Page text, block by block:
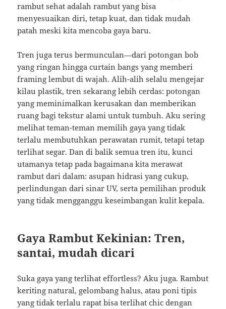
rambut sehat adalah rambut yang bisa
menyesuaikan diri, tetap kuat, dan tidak mudah
patah meski kita mencoba gaya baru.
Tren juga terus bermunculan—dari potongan bob
yang ringan hingga curtain bangs yang memberi
framing lembut di wajah. Alih-alih selalu mengejar
kilau plastik, tren sekarang lebih cerdas: potongan
yang meminimalkan kerusakan dan memberikan
ruang bagi tekstur alami untuk tumbuh. Aku sering
melihat teman-teman memilih gaya yang tidak
terlalu membutuhkan perawatan rumit, tetapi tetap
terlihat segar. Dan di balik semua tren itu, kunci
utamanya tetap pada bagaimana kita merawat
rambut dari dalam: asupan hidrasi yang cukup,
perlindungan dari sinar UV, serta pemilihan produk
yang tidak mengganggu keseimbangan kulit kepala.
Gaya Rambut Kekinian: Tren,
santai, mudah dicari
Suka gaya yang terlihat effortless? Aku juga. Rambut
keriting natural, gelombang halus, atau poni tipis
yang tidak terlalu rapat bisa terlihat chic dengan